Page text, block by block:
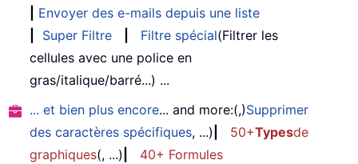
Envoyer des e-mails depuis une liste
Super Filtre Filtre spécial(Filtrer les
cellules avec une police en
gras/italique/barré...) ...
... et bien plus encore... and more:(,)Supprimer
des caractères spécifiques, ...) 50+Typesde
graphiques(, ...)
40+ Formules